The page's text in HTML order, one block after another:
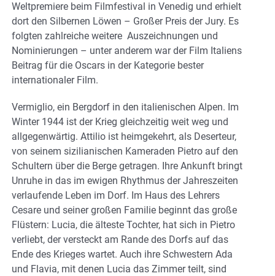
Weltpremiere beim Filmfestival in Venedig und erhielt
dort den Silbernen Löwen – Großer Preis der Jury. Es
folgten zahlreiche weitere Auszeichnungen und
Nominierungen – unter anderem war der Film Italiens
Beitrag für die Oscars in der Kategorie bester
internationaler Film.
Vermiglio, ein Bergdorf in den italienischen Alpen. Im
Winter 1944 ist der Krieg gleichzeitig weit weg und
allgegenwärtig. Attilio ist heimgekehrt, als Deserteur,
von seinem sizilianischen Kameraden Pietro auf den
Schultern über die Berge getragen. Ihre Ankunft bringt
Unruhe in das im ewigen Rhythmus der Jahreszeiten
verlaufende Leben im Dorf. Im Haus des Lehrers
Cesare und seiner großen Familie beginnt das große
Flüstern: Lucia, die älteste Tochter, hat sich in Pietro
verliebt, der versteckt am Rande des Dorfs auf das
Ende des Krieges wartet. Auch ihre Schwestern Ada
und Flavia, mit denen Lucia das Zimmer teilt, sind